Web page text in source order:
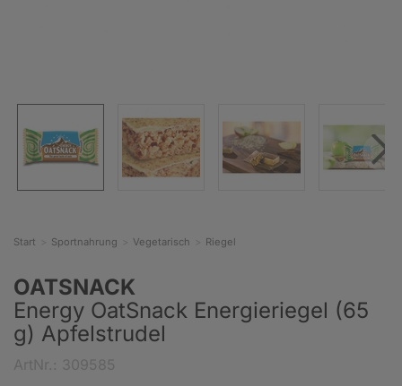
Start Sportnahrung Vegetarisch Riegel
OATSNACK
Energy OatSnack Energieriegel (65
g) Apfelstrudel